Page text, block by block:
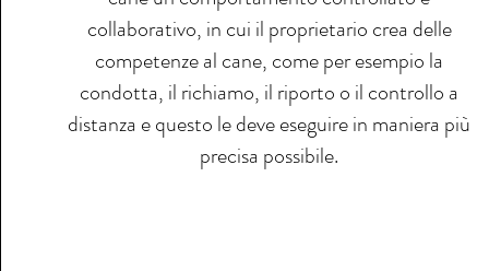
collaborativo, in cui il proprietario crea delle
competenze al cane, come per esempio la
condotta, il richiamo, il riporto o il controllo a
distanza e questo le deve eseguire in maniera più
precisa possibile.